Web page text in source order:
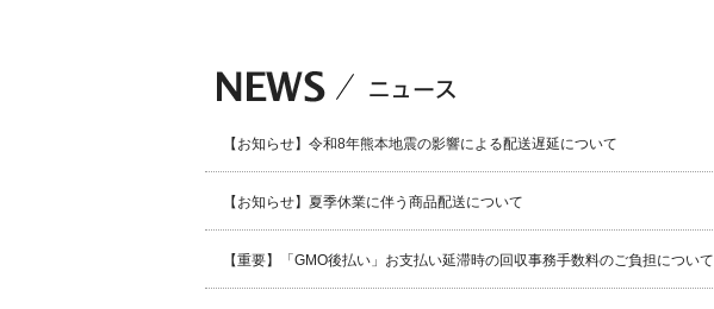
【お知らせ】令和8年熊本地震の影響による配送遅延について
【お知らせ】夏季休業に伴う商品配送について
【重要】「GMO後払い」お支払い延滞時の回収事務手数料のご負担について